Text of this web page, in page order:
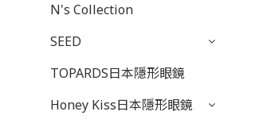
N's Collection
SEED
TOPARDS日本隱形眼鏡
Honey Kiss日本隱形眼鏡